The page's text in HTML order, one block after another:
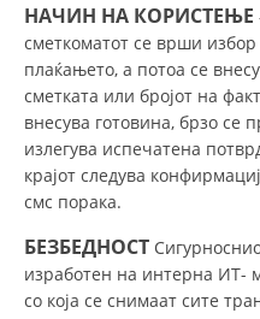
MENAXHIM
НАЧИН НА КОРИСТЕЊЕ
сметкоматот се врши избор
плаќањето, а потоа се
сметката или бројот на
внесува готовина, брзо се
излегува испечатена
крајот следува
смс порака.
БЕЗБЕДНОСТ
изработен на интерна ИТ-
со која се снимаат сите